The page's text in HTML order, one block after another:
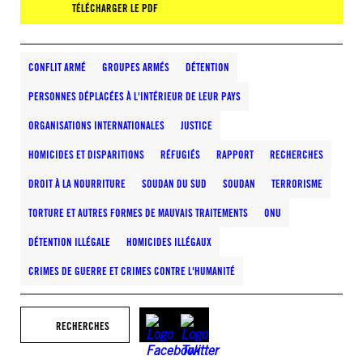
TÉLÉCHARGER LE PDF
CONFLIT ARMÉ GROUPES ARMÉS DÉTENTION
PERSONNES DÉPLACÉES À L'INTÉRIEUR DE LEUR PAYS
ORGANISATIONS INTERNATIONALES JUSTICE
HOMICIDES ET DISPARITIONS RÉFUGIÉS RAPPORT RECHERCHES
DROIT À LA NOURRITURE SOUDAN DU SUD SOUDAN TERRORISME
TORTURE ET AUTRES FORMES DE MAUVAIS TRAITEMENTS ONU
DÉTENTION ILLÉGALE HOMICIDES ILLÉGAUX
CRIMES DE GUERRE ET CRIMES CONTRE L'HUMANITÉ
RECHERCHES